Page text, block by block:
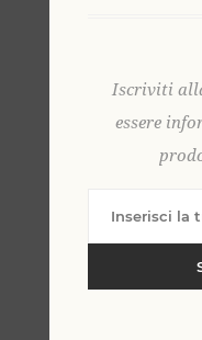
Iscriviti
essere